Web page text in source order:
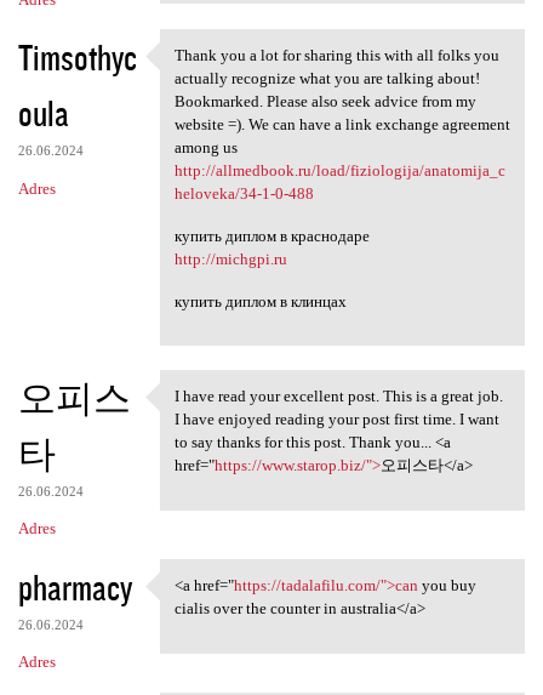
a
z
e
Timsothyc
oula
26.06.2024
Adres
Thank you a lot for sharing
Thank you a lot for sharing this with all folks you
actually recognize what you are talking about!
Bookmarked. Please also seek advice from my
website =). We can have a link exchange agreement
among us
http://allmedbook.ru/load/fiziologija/anatomija_c
heloveka/34-1-0-488
купить диплом в краснодаре
http://michgpi.ru
купить диплом в клинцах
오피스
타
26.06.2024
Adres
I have read your excellent
I have read your excellent post. This is a great job.
I have enjoyed reading your post first time. I want
to say thanks for this post. Thank you... <a
href="https://www.starop.biz/">오피스타</a>
pharmacy
26.06.2024
Adres
<a href="https://tadalafilu
<a href="https://tadalafilu.com/">can you buy
cialis over the counter in australia</a>